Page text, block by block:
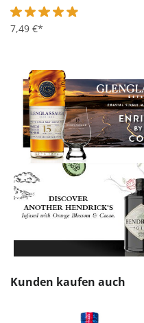
Durchschnittliche
7,49 €*
Produktgalerie überspringen
Kunden kaufen auch